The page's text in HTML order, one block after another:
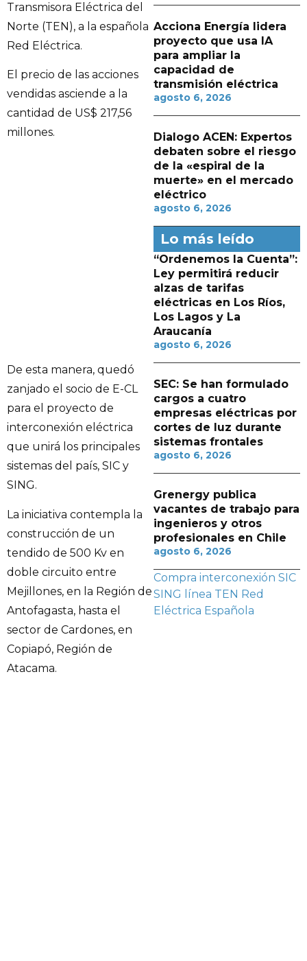
Transmisora Eléctrica del
Norte (TEN), a la española
Red Eléctrica.
El precio de las acciones
vendidas asciende a la
cantidad de US$ 217,56
millones.
De esta manera, quedó
zanjado el socio de E-CL
para el proyecto de
interconexión eléctrica
que unirá los principales
sistemas del país, SIC y
SING.
La iniciativa contempla la
construcción de un
tendido de 500 Kv en
doble circuito entre
Mejillones, en la Región de
Antofagasta, hasta el
sector de Cardones, en
Copiapó, Región de
Atacama.
Acciona Energía lidera
proyecto que usa IA
para ampliar la
capacidad de
transmisión eléctrica
agosto 6, 2026
Dialogo ACEN: Expertos
debaten sobre el riesgo
de la «espiral de la
muerte» en el mercado
eléctrico
agosto 6, 2026
Lo más leído
“Ordenemos la Cuenta”:
Ley permitirá reducir
alzas de tarifas
eléctricas en Los Ríos,
Los Lagos y La
Araucanía
agosto 6, 2026
SEC: Se han formulado
cargos a cuatro
empresas eléctricas por
cortes de luz durante
sistemas frontales
agosto 6, 2026
Grenergy publica
vacantes de trabajo para
ingenieros y otros
profesionales en Chile
agosto 6, 2026
Compra interconexión SIC
SING
línea TEN Red
Eléctrica Española